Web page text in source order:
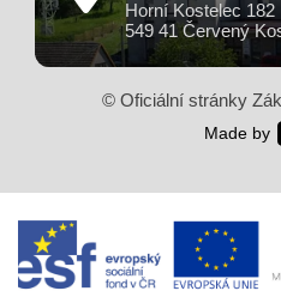
Horní Kostelec 182
549 41 Červený
© Oficiální stránky
Made by